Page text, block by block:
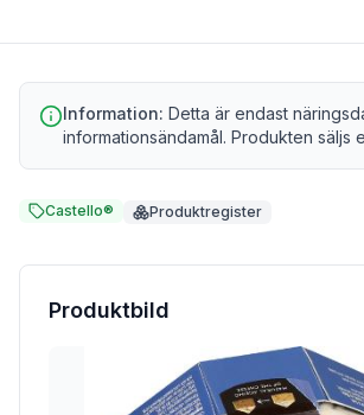
Information: Detta är endast
informationsändamål. Produkten säljs
Castello® Produktregister
Produktbild